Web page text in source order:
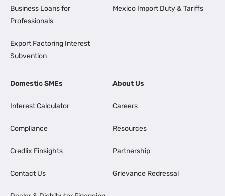
Business Loans for
Professionals
Export Factoring Interest
Subvention
Mexico Import Duty & Tariffs
Domestic SMEs
Interest Calculator
Compliance
Credlix Finsights
Contact Us
About Us
Careers
Resources
Partnership
Grievance Redressal